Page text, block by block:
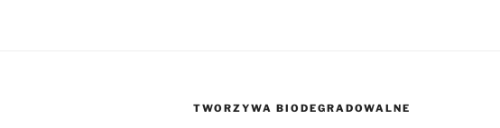
TWORZYWA BIODEGRADOWALNE